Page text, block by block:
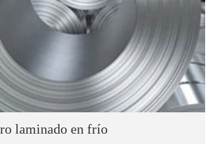
laminado en frío